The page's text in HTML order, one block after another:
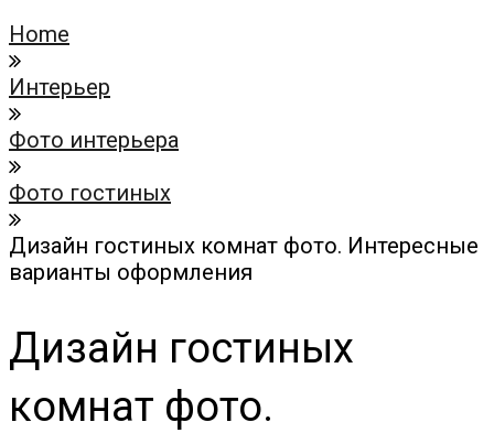
Home
Интерьер
Фото интерьера
Фото гостиных
Дизайн гостиных комнат фото. Интересные
варианты оформления
Дизайн гостиных
комнат фото.